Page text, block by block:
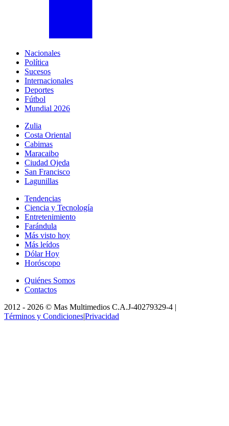
Nacionales
Política
Sucesos
Internacionales
Deportes
Fútbol
Mundial 2026
Zulia
Costa Oriental
Cabimas
Maracaibo
Ciudad Ojeda
San Francisco
Lagunillas
Tendencias
Ciencia y Tecnología
Entretenimiento
Farándula
Más visto hoy
Más leídos
Dólar Hoy
Horóscopo
Quiénes Somos
Contactos
2012 - 2026 © Mas Multimedios C.A.J-40279329-4 |
Términos y Condiciones|Privacidad